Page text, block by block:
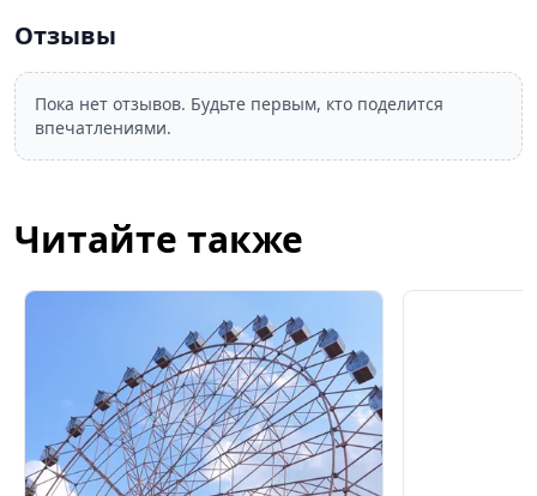
Отзывы
Пока нет отзывов. Будьте первым, кто поделится
впечатлениями.
Читайте также